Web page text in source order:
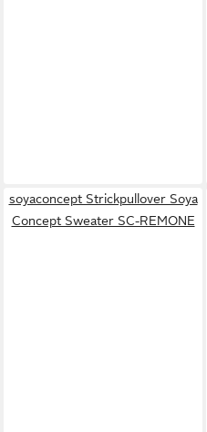
soyaconcept Strickpullover Soya
Concept Sweater SC-REMONE